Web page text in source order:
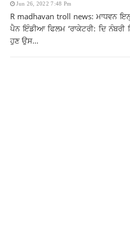
Jun 26, 2022 7:48 Pm
R madhavan troll news: ਮਾਧਵਨ
ਪੈਨ ਇੰਡੀਆ ਫਿਲਮ ‘ਰਾਕੇਟਰੀ: ਦਿ
ਹੁਣ ਉਸ...